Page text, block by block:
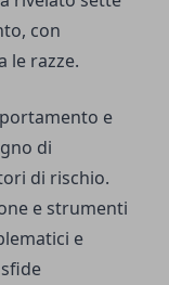
con
le razze.
e
di
di rischio.
e strumenti
e